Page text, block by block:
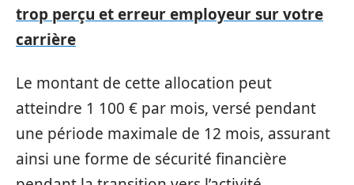
trop perçu et erreur employeur sur votre
carrière
Le montant de cette allocation peut
atteindre 1 100 € par mois, versé pendant
une période maximale de 12 mois, assurant
ainsi une forme de sécurité financière